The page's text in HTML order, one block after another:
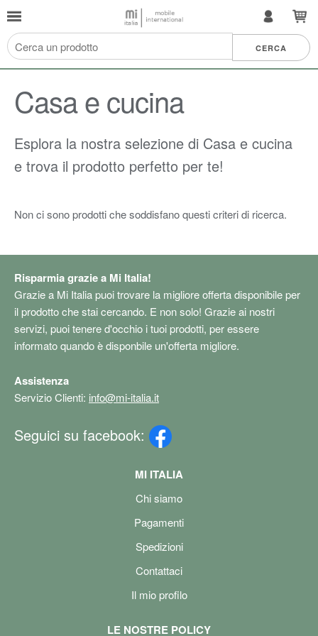
Casa e cucina
Esplora la nostra selezione di Casa e cucina
e trova il prodotto perfetto per te!
Non ci sono prodotti che soddisfano questi criteri di ricerca.
Risparmia grazie a Mi Italia!
Grazie a Mi Italia puoi trovare la migliore offerta disponibile per
il prodotto che stai cercando. E non solo! Grazie ai nostri
servizi, puoi tenere d'occhio i tuoi prodotti, per essere
informato quando è disponbile un'offerta migliore.
Assistenza
Servizio Clienti: info@mi-italia.it
Seguici su facebook:
MI ITALIA
Chi siamo
Pagamenti
Spedizioni
Contattaci
Il mio profilo
LE NOSTRE POLICY